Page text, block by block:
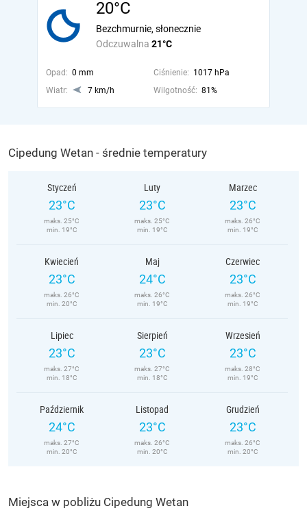
20°C
Odczuwalna 21°C
Bezchmurnie, słonecznie
Opad: 0 mm Ciśnienie: 1017 hPa
Wiatr:
7 km/h Wilgotność: 81%
Cipedung Wetan - średnie temperatury
Styczeń
23°C
maks. 25°C
min. 19°C
Luty
23°C
maks. 25°C
min. 19°C
Marzec
23°C
maks. 26°C
min. 19°C
Kwiecień
23°C
maks. 26°C
min. 20°C
Maj
24°C
maks. 26°C
min. 19°C
Czerwiec
23°C
maks. 26°C
min. 19°C
Lipiec
23°C
maks. 27°C
min. 18°C
Sierpień
23°C
maks. 27°C
min. 18°C
Wrzesień
23°C
maks. 28°C
min. 19°C
Październik
24°C
maks. 27°C
min. 20°C
Listopad
23°C
maks. 26°C
min. 20°C
Grudzień
23°C
maks. 26°C
min. 20°C
Miejsca w pobliżu Cipedung Wetan